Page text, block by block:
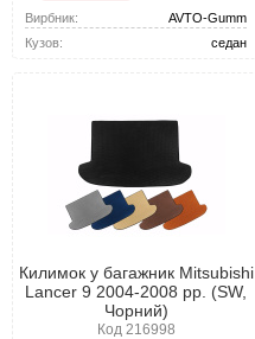
Вирбник:
AVTO-Gumm
Кузов:
седан
Килимок у багажник Mitsubishi
Lancer 9 2004-2008 рр. (SW,
Чорний)
Код 216998